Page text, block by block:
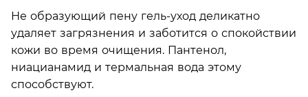
Не образующий пену гель-уход деликатно
удаляет загрязнения и заботится о спокойствии
кожи во время очищения. Пантенол,
ниацианамид и термальная вода этому
способствуют.